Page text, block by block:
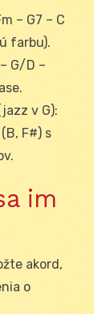
– G7 – C
farbu).
G/D –
v G):
F#) s
im
akord,
o